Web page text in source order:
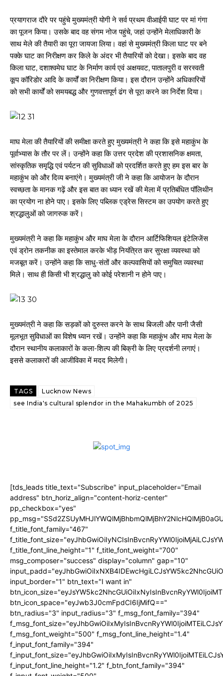
प्रयागराज दौरे पर पहुंचे मुख्यमंत्री योगी ने सर्व प्रथम वीआईपी घाट पर मां गंगा
का पूजन किया। उसके बाद वह संगम नोज पहुंचे, जहां उन्होंने मेलाधिकारी के
साथ मेले की तैयारी का पूरा जायजा लिया। वहां से मुख्यमंत्री किला घाट पर बने
पक्के घाट का निरीक्षण कर किले के अंदर भी तैयारियों को देखा। इसके बाद वह
किला घाट, दशाश्वमेघ घाट के निर्माण कार्य एवं अक्षयवट, पातालपुरी व सरस्वती
कूप कॉरिडोर आदि के कार्यों का निरीक्षण किया। इस दौरान उन्होंने अधिकारियों
को सभी कार्यों को समयबद्ध और गुणवत्तापूर्ण ढंग से पूरा करने का निर्देश दिया।
माघ मेला की तैयारियों की समीक्षा करते हुए मुख्यमंत्री ने कहा कि इसे महाकुंभ के
पूर्वाभ्यास के तौर पर लें। उन्होंने कहा कि उत्तर प्रदेश की प्रशासनिक क्षमता,
सांस्कृतिक समृद्धि एवं पर्यटन की सुविधाओं को प्रदर्शित करते हुए हम इस बार के
महाकुंभ को और दिव्य बनाएंगे। मुख्यमंत्री जी ने कहा कि आयोजन के दौरान
स्वच्छता के मानक गढ़ें और इस बात का ध्यान रखें की मेला में प्रतिबंधित पॉलिथीन
का प्रयोग ना होने पाए। इसके लिए पब्लिक एड्रेस सिस्टम का उपयोग करते हुए
श्रद्धालुओं को जागरुक करें।
मुख्यमंत्री ने कहा कि महाकुंभ और माघ मेला के दौरान आर्टिफिशियल इंटेलिजेंस
एवं ड्रोन तकनीक का इस्तेमाल करके भीड़ नियंत्रित कर सुरक्षा व्यवस्था को
मजबूत करें। उन्होंने कहा कि साधु-संतों और कल्पवासियों को समुचित व्यवस्था
मिले। साथ ही किसी भी श्रद्धालु को कोई परेशानी न होने पाए।
मुख्यमंत्री ने कहा कि सड़कों को दुरुस्त करने के साथ बिजली और पानी जैसी
मूलभूत सुविधाओं का विशेष ध्यान रखें। उन्होंने कहा कि महाकुंभ और माघ मेला के
दौरान स्थानीय कलाकारों के कला-शिल्प की बिक्री के लिए प्रदर्शनी लगाएं।
इससे कलाकारों की आजीविका में मदद मिलेगी।
TAGS
Lucknow News
see India's cultural splendor in the Mahakumbh of 2025
[tds_leads title_text="Subscribe" input_placeholder="Email
address" btn_horiz_align="content-horiz-center"
pp_checkbox="yes"
f_title_font_family="467"
f_title_font_line_height="1" f_title_font_weight="700"
msg_composer="success" display="column" gap="10"
input_border="1" btn_text="I want in"
btn_icon_space="eyJwb3J0cmFpdCI6IjMifQ=="
btn_radius="3" input_radius="3" f_msg_font_family="394"
f_msg_font_weight="500" f_msg_font_line_height="1.4"
f_input_font_family="394"
f_input_font_line_height="1.2" f_btn_font_family="394"